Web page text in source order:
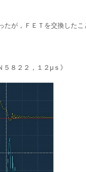
たが，ＦＥＴを交換したこ
５８２２，１２μｓ》